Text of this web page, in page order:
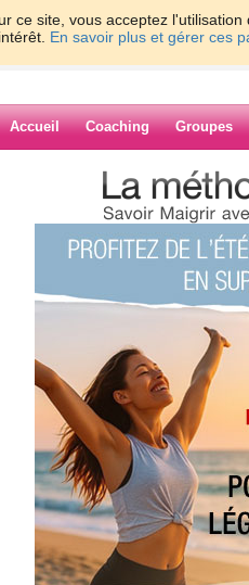
ce site, vous acceptez
En savoir plus et gérer ces
Accueil Coaching Groupes
> michalette31 > DES
de
DES NOUVELLES
L'OPERATION !!!!
publié le 17/11/2013 à 10:36